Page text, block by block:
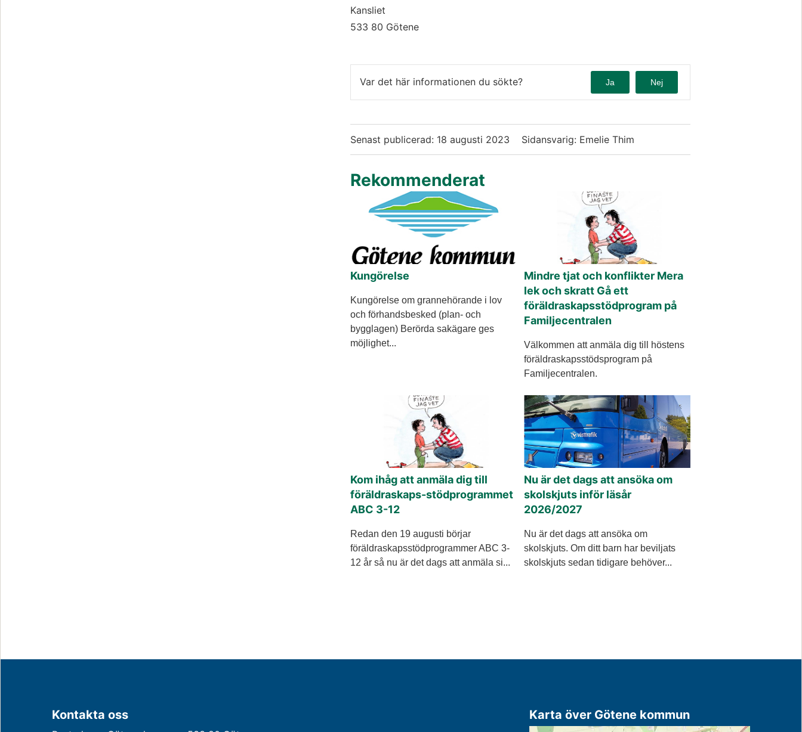
Kansliet
533 80 Götene
Var det här informationen du sökte? Ja Nej
Senast publicerad: 18 augusti 2023 Sidansvarig: Emelie Thim
Rekommenderat
Kungörelse
Kungörelse om grannehörande i lov
och förhandsbesked (plan- och
bygglagen) Berörda sakägare ges
möjlighet...
Mindre tjat och konflikter Mera
lek och skratt Gå ett
föräldraskapsstödprogram på
Familjecentralen
Välkommen att anmäla dig till höstens
föräldraskapsstödsprogram på
Familjecentralen.
Kom ihåg att anmäla dig till
föräldraskaps-stödprogrammet
ABC 3-12
Redan den 19 augusti börjar
föräldraskapsstödprogrammer ABC 3-
12 år så nu är det dags att anmäla si...
Nu är det dags att ansöka om
skolskjuts inför läsår
2026/2027
Nu är det dags att ansöka om
skolskjuts. Om ditt barn har beviljats
skolskjuts sedan tidigare behöver...
Kontakta oss Karta över Götene kommun